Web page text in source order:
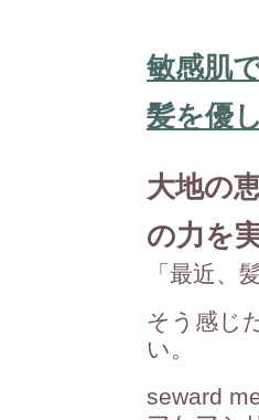
敏感肌
髪を優
大地の
の力を
「最近
そう感じ
い。
seward